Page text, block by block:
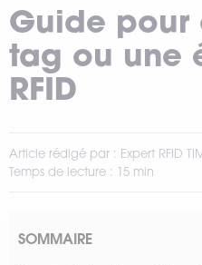
Guide pour
tag ou une
RFID
Article rédigé par : Expert RFID
Temps de lecture : 15 min
SOMMAIRE